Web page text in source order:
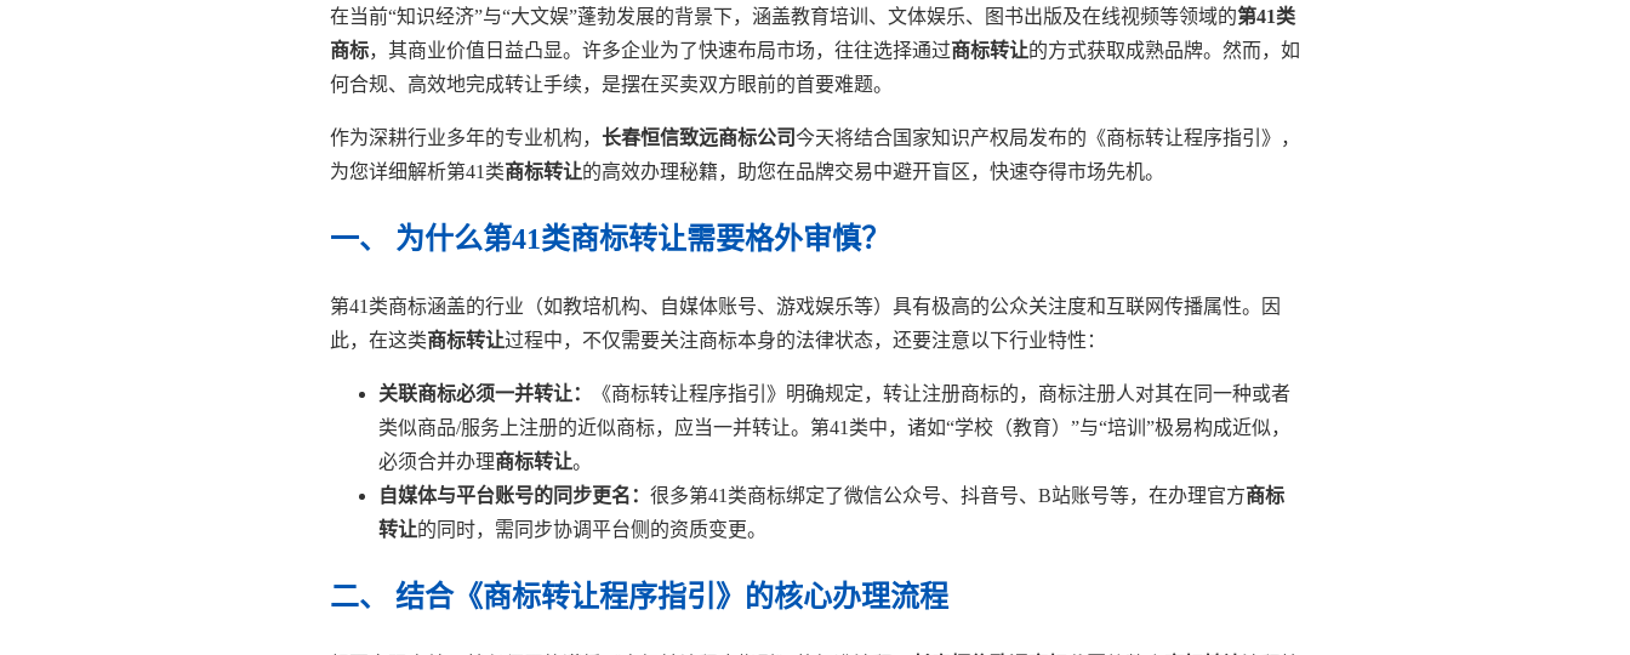
在当前“知识经济”与“大文娱”蓬勃发展的背景下，涵盖教育培训、文体娱乐、图书出版及在线视频等领域的第41类
商标，其商业价值日益凸显。许多企业为了快速布局市场，往往选择通过商标转让的方式获取成熟品牌。然而，如
何合规、高效地完成转让手续，是摆在买卖双方眼前的首要难题。
作为深耕行业多年的专业机构， 长春恒信致远商标公司今天将结合国家知识产权局发布的《商标转让程序指引》，
为您详细解析第41类商标转让的高效办理秘籍，助您在品牌交易中避开盲区，快速夺得市场先机。
一、 为什么第41类商标转让需要格外审慎？
第41类商标涵盖的行业（如教培机构、自媒体账号、游戏娱乐等）具有极高的公众关注度和互联网传播属性。因
此，在这类商标转让过程中，不仅需要关注商标本身的法律状态，还要注意以下行业特性：
关联商标必须一并转让：
《商标转让程序指引》明确规定，转让注册商标的，商标注册人对其在同一种或者
类似商品/服务上注册的近似商标，应当一并转让。第41类中，诸如“学校（教育）”与“培训”极易构成近似，
必须合并办理商标转让。
自媒体与平台账号的同步更名： 很多第41类商标绑定了微信公众号、抖音号、B站账号等，在办理官方商标
转让的同时，需同步协调平台侧的资质变更。
二、 结合《商标转让程序指引》的核心办理流程